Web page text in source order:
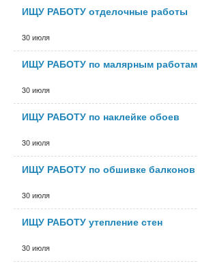
ИЩУ РАБОТУ отделочные работы
30 июля
ИЩУ РАБОТУ по малярным работам
30 июля
ИЩУ РАБОТУ по наклейке обоев
30 июля
ИЩУ РАБОТУ по обшивке балконов
30 июля
ИЩУ РАБОТУ утепление стен
30 июля